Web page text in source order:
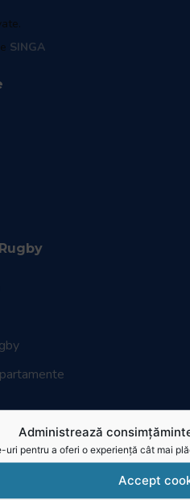
Administrează
pentru a oferi o experiență cât mai
Accept
SINGA